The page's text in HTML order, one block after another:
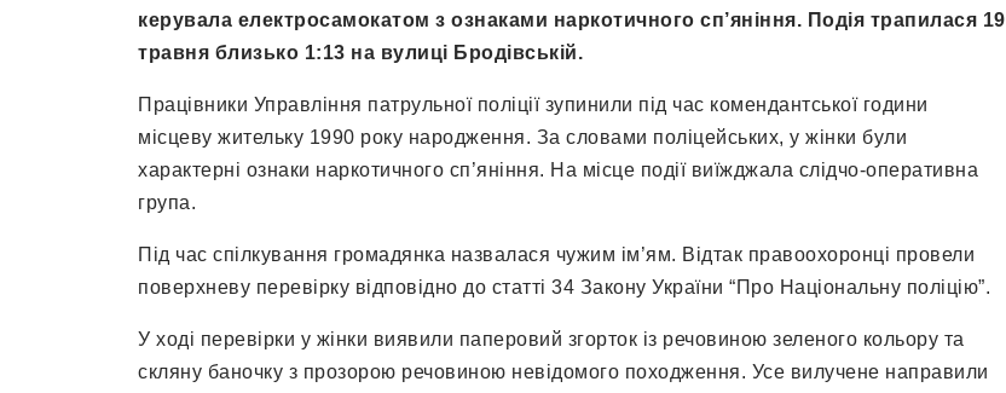
керувала електросамокатом з ознаками наркотичного сп’яніння. Подія трапилася 19
травня близько 1:13 на вулиці Бродівській.
Працівники Управління патрульної поліції зупинили під час комендантської години
місцеву жительку 1990 року народження. За словами поліцейських, у жінки були
характерні ознаки наркотичного сп’яніння. На місце події виїжджала слідчо-оперативна
група.
Під час спілкування громадянка назвалася чужим ім’ям. Відтак правоохоронці провели
поверхневу перевірку відповідно до статті 34 Закону України “Про Національну поліцію”.
У ході перевірки у жінки виявили паперовий згорток із речовиною зеленого кольору та
скляну баночку з прозорою речовиною невідомого походження. Усе вилучене направили